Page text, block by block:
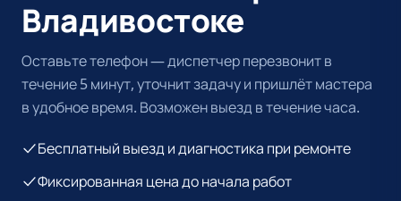
Владивостоке
Оставьте телефон — диспетчер перезвонит в
течение 5 минут, уточнит задачу и пришлёт мастера
в удобное время. Возможен выезд в течение часа.
Бесплатный выезд и диагностика при ремонте
Фиксированная цена до начала работ